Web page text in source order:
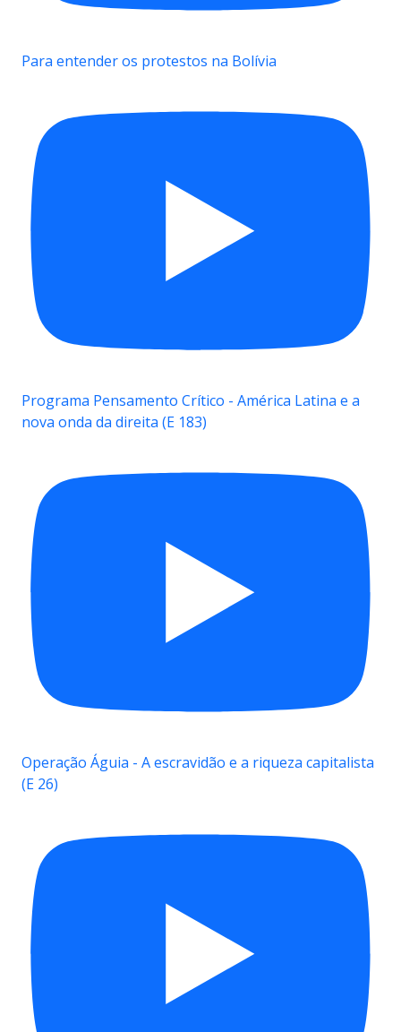
Para entender os protestos na Bolívia
Programa Pensamento Crítico - América Latina e a
nova onda da direita (E 183)
Operação Águia - A escravidão e a riqueza capitalista
(E 26)